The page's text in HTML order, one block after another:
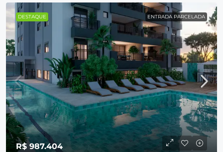
DESTAQUE ENTRADA PARCELADA
R$ 987.404